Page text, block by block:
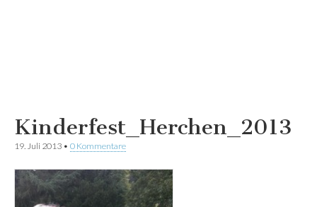
Kinderfest_Herchen_2013
19. Juli 2013 • 0 Kommentare